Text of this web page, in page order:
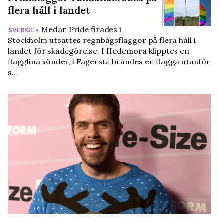
flera håll i landet
SVERIGE • Medan Pride firades i
Stockholm utsattes regnbågsflaggor på flera håll i
landet för skadegörelse. I Hedemora klipptes en
flagglina sönder, i Fagersta brändes en flagga utanför
s…